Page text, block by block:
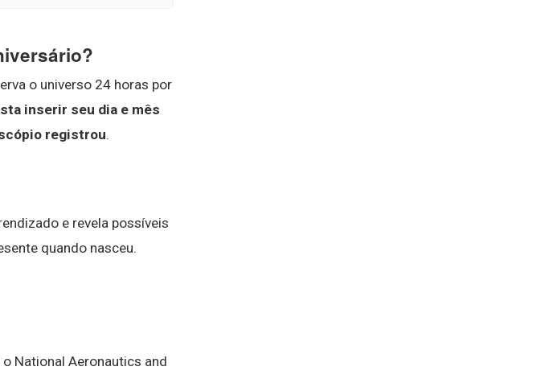
o universo 24 horas por
inserir seu dia e mês
registrou.
e revela possíveis
quando nasceu.
National Aeronautics and